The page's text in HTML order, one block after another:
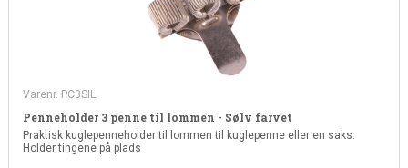
Varenr. PC3SIL
Penneholder 3 penne til lommen - Sølv farvet
Praktisk kuglepenneholder til lommen til kuglepenne eller en saks.
Holder tingene på plads